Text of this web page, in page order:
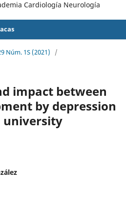
Cardiología Neurología
Núm. 1S (2021)
/
impact between
by depression
university